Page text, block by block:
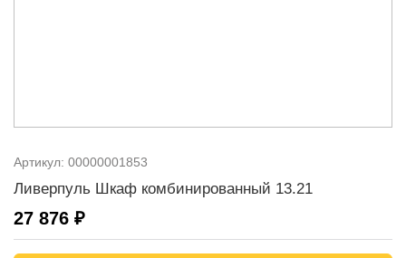
Артикул: 00000001853
Ливерпуль Шкаф комбинированный 13.21
27 876 ₽